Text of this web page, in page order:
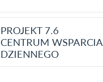
PROJEKT 7.6
CENTRUM WSPARCIA
DZIENNEGO